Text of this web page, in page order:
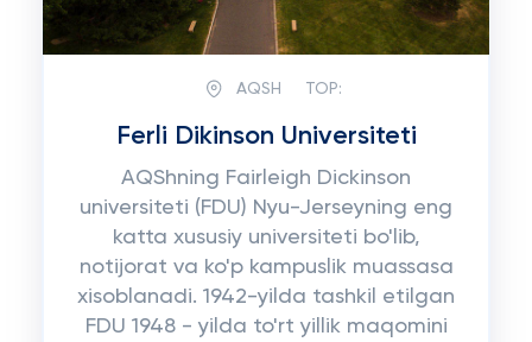
AQSH TOP:
Ferli Dikinson Universiteti
AQShning Fairleigh Dickinson
universiteti (FDU) Nyu-Jerseyning eng
katta xususiy universiteti bo'lib,
notijorat va ko'p kampuslik muassasa
xisoblanadi. 1942-yilda tashkil etilgan
FDU 1948 - yilda to'rt yillik maqomini